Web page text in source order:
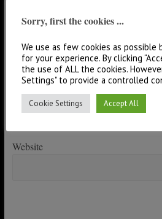
E-Mail-Adresse
Website
Sorry, first the cookies ...
We use as few cookies as
for your experience. By clicking
the use of ALL the cookies.
Settings" to provide a controlled
Cookie Settings Accept All